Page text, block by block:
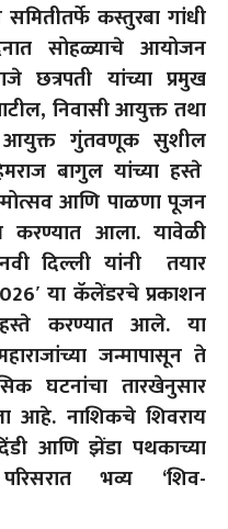
समितीतर्फे कस्तुरबा गांधी
सोहळ्याचे आयोजन
छत्रपती यांच्या प्रमुख
, निवासी आयुक्त तथा
आयुक्त गुंतवणूक सुशील
बागुल यांच्या हस्ते
आणि पाळणा पूजन
करण्यात आला. यावेळी
नवी दिल्ली यांनी तयार
या कॅलेंडरचे प्रकाशन
हस्ते करण्यात आले. या
जन्मापासून ते
घटनांचा तारखेनुसार
आहे. नाशिकचे शिवराय
आणि झेंडा पथकाच्या
परिसरात भव्य ‘शिव-